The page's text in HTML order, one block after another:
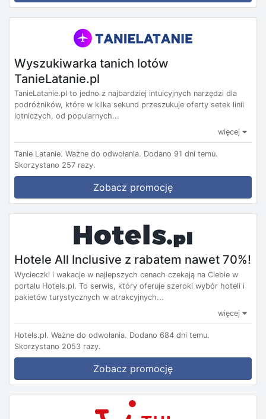
Wyszukiwarka tanich lotów
TanieLatanie.pl
TanieLatanie.pl to jedno z najbardziej intuicyjnych narzędzi dla
podróżników, które w kilka sekund przeszukuje oferty setek linii
lotniczych, od popularnych...
więcej
Tanie Latanie. Ważne do odwołania. Dodano 91 dni temu.
Skorzystano 257 razy.
Zobacz promocję
Hotele All Inclusive z rabatem nawet 70%!
Wycieczki i wakacje w najlepszych cenach czekają na Ciebie w
portalu Hotels.pl. To serwis, który oferuje szeroki wybór hoteli i
pakietów turystycznych w atrakcyjnych...
więcej
Hotels.pl. Ważne do odwołania. Dodano 684 dni temu.
Skorzystano 2053 razy.
Zobacz promocję